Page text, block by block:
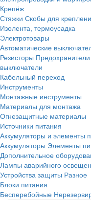
Крепёж
Стяжки Скобы для
Изолента, термоусадка
Электротовары
Автоматические
Резисторы Предохранители
выключатели
Кабельный переход
Инструменты
Монтажные инструменты
Материалы для монтажа
Огнезащитные материалы
Источники питания
Аккумуляторы и элементы
Аккумуляторы Элементы
Дополнительное
Лампы аварийного
Устройства защиты Разное
Блоки питания
Бесперебойные